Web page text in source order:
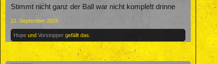
Stimmt nicht ganz der Ball war nicht komplett drinne
21. September 2025
Hope und Vorstopper gefällt das.